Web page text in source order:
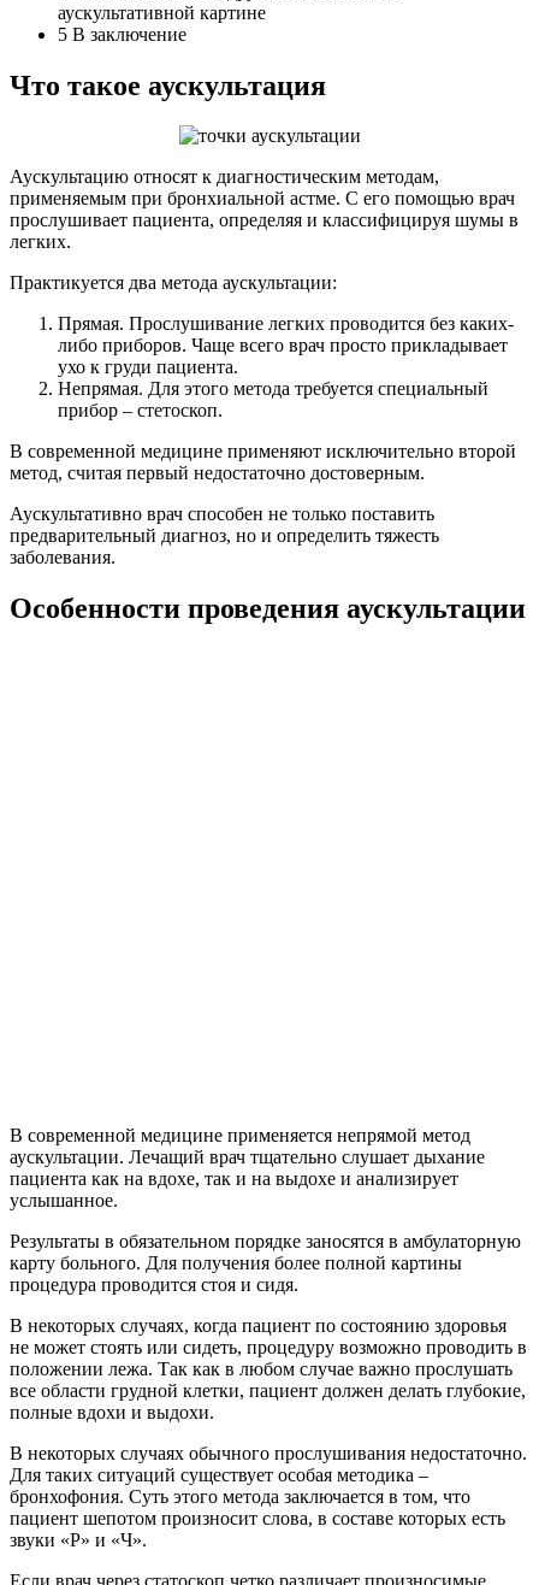
аускультативной картине
5 В заключение
Что такое аускультация
Аускультацию относят к диагностическим методам,
применяемым при бронхиальной астме. С его помощью врач
прослушивает пациента, определяя и классифицируя шумы в
легких.
Практикуется два метода аускультации:
Прямая. Прослушивание легких проводится без каких-
либо приборов. Чаще всего врач просто прикладывает
ухо к груди пациента.
Непрямая. Для этого метода требуется специальный
прибор – стетоскоп.
В современной медицине применяют исключительно второй
метод, считая первый недостаточно достоверным.
Аускультативно врач способен не только поставить
предварительный диагноз, но и определить тяжесть
заболевания.
Особенности проведения аускультации
В современной медицине применяется непрямой метод
аускультации. Лечащий врач тщательно слушает дыхание
пациента как на вдохе, так и на выдохе и анализирует
услышанное.
Результаты в обязательном порядке заносятся в амбулаторную
карту больного. Для получения более полной картины
процедура проводится стоя и сидя.
В некоторых случаях, когда пациент по состоянию здоровья
не может стоять или сидеть, процедуру возможно проводить в
положении лежа. Так как в любом случае важно прослушать
все области грудной клетки, пациент должен делать глубокие,
полные вдохи и выдохи.
В некоторых случаях обычного прослушивания недостаточно.
Для таких ситуаций существует особая методика –
бронхофония. Суть этого метода заключается в том, что
пациент шепотом произносит слова, в составе которых есть
звуки «Р» и «Ч».